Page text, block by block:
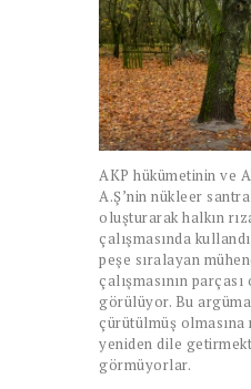
AKP hükümetinin ve
A.Ş’nin nükleer
oluşturarak halkın
çalışmasında
peşe sıralayan
çalışmasının
görülüyor. Bu
çürütülmüş olmasına
yeniden dile
görmüyorlar.